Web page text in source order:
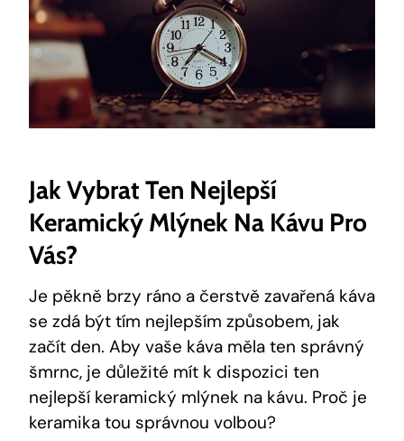
Jak Vybrat Ten Nejlepší
Keramický Mlýnek Na Kávu Pro
Vás?
Je pěkně brzy ráno a čerstvě zavařená káva
se zdá být tím nejlepším způsobem, jak
začít den. Aby vaše káva měla ten správný
šmrnc, je důležité mít k dispozici ten
nejlepší keramický mlýnek na kávu. Proč je
keramika tou správnou volbou?